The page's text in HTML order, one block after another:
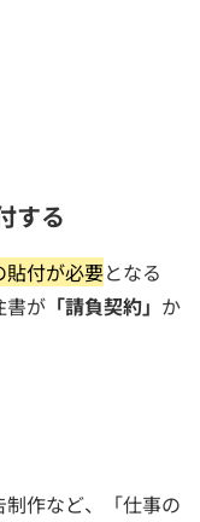
する
貼付が必要となる
書が 「請負契約」 か
作など、「仕事の